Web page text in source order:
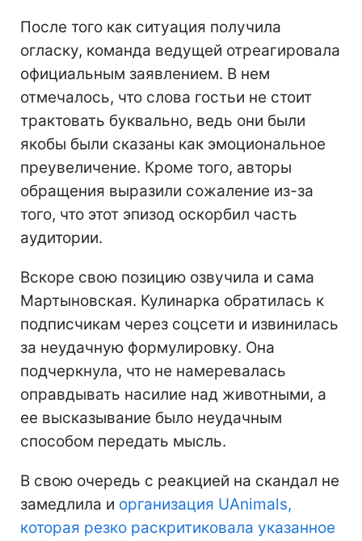
После того как ситуация получила
огласку, команда ведущей отреагировала
официальным заявлением. В нем
отмечалось, что слова гостьи не стоит
трактовать буквально, ведь они были
якобы были сказаны как эмоциональное
преувеличение. Кроме того, авторы
обращения выразили сожаление из-за
того, что этот эпизод оскорбил часть
аудитории.
Вскоре свою позицию озвучила и сама
Мартыновская. Кулинарка обратилась к
подписчикам через соцсети и извинилась
за неудачную формулировку. Она
подчеркнула, что не намеревалась
оправдывать насилие над животными, а
ее высказывание было неудачным
способом передать мысль.
В свою очередь с реакцией на скандал не
замедлила и организация UAnimals,
которая резко раскритиковала указанное